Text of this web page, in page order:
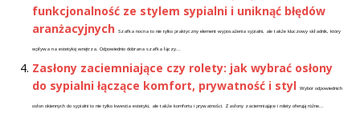
funkcjonalność ze stylem sypialni i uniknąć błędów
aranżacyjnych
Szafka nocna to nie tylko praktyczny element wyposażenia sypialni, ale także kluczowy składnik, który
wpływa na estetykę wnętrza. Odpowiednio dobrana szafka łączy...
Zasłony zaciemniające czy rolety: jak wybrać osłony
do sypialni łączące komfort, prywatność i styl
Wybór odpowiednich
osłon okiennych do sypialni to nie tylko kwestia estetyki, ale także komfortu i prywatności. Zasłony zaciemniające i rolety oferują różne...